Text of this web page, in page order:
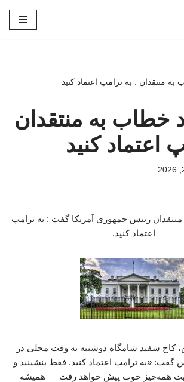
منتقدان : به ترامپ اعتماد کنید
خطاب به منتقدان
اعتماد کنید
رئیس جمهوری آمریکا گفت : به ترامپ
اعتماد کنید.
کاخ سفید شامگاه دوشنبه به وقت محلی در
گفت: «به ترامپ اعتماد کنید. فقط بنشینید و
همه‌چیز خوب پیش خواهد رفت — همیشه